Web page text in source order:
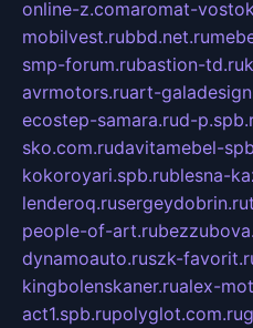
online-z.comaromat-
mobilvest.rubbd.net.ru
smp-forum.rubastion-td.ru
avrmotors.ruart-
ecostep-samara.rud-
sko.com.rudavitamebel-
kokoroyari.spb.rublesna-
lenderoq.rusergeydobrin.ru
people-of-art.ru
dynamoauto.ruszk-
kingbolenskaner.rualex-
act1.spb.rupolyglot.com.ru